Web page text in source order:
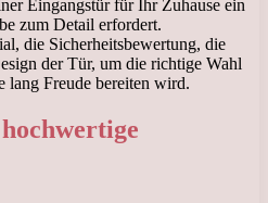
Eingangstür für Ihr Zuhause ein
zum Detail erfordert.
die Sicherheitsbewertung, die
der Tür, um die richtige Wahl
lang Freude bereiten wird.